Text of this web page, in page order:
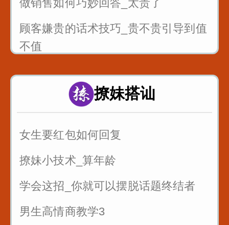
做销售如何巧妙回答_太贵了
顾客嫌贵的话术技巧_贵不贵引导到值
不值
销售的时候懂得尊重客户_一句话就可
以留人留心
7句黄金口诀教你抓住客户的心
销售很厉害的一招反问
遇到只问不买的客户怎么聊
撩妹搭讪
女生要红包如何回复
撩妹小技术_算年龄
学会这招_你就可以摆脱话题终结者
男生高情商教学3